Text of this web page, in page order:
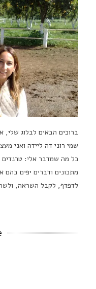
ברוכים הבאים לבלוג שלי,
שמי רוני דה ליידה ואני
כל מה שמדבר אלי: טרנדים
מתכונים ודברים יפים
לדפדף, לקבל השראה,